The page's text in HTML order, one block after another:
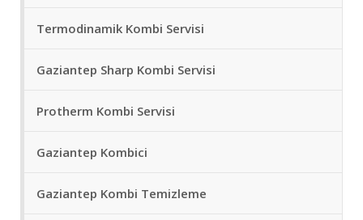
Termodinamik Kombi Servisi
Gaziantep Sharp Kombi Servisi
Protherm Kombi Servisi
Gaziantep Kombici
Gaziantep Kombi Temizleme